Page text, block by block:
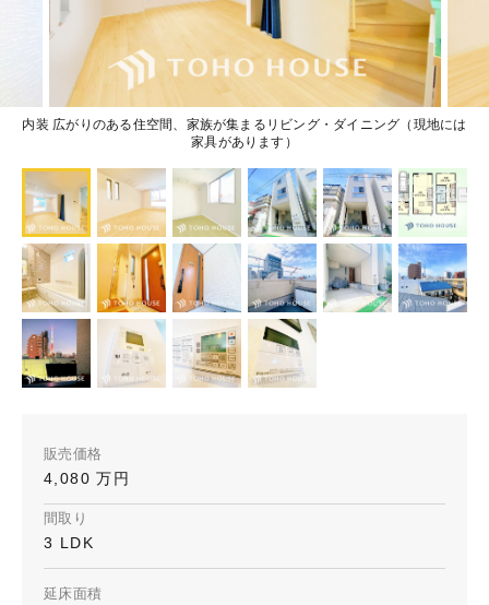
内装 広がりのある住空間、家族が集まるリビング・ダイニング（現地には
家具があります）
販売価格
4,080 万円
間取り
3 LDK
延床面積